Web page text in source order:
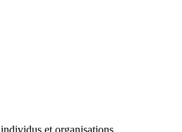
et organisations.